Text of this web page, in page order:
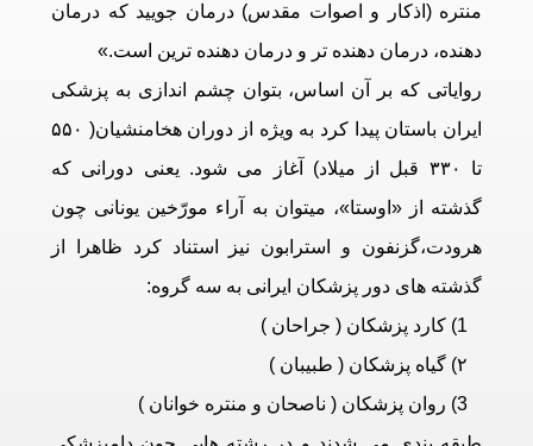
منتره (اذکار و اصوات مقدس) درمان جویید که درمان
دهنده، درمان دهنده تر و درمان دهنده ترین است.»
روایاتی که بر آن اساس، بتوان چشم اندازی به پزشکی
ایران باستان پیدا کرد به ویژه از دوران هخامنشیان( ۵۵۰
تا ۳۳۰ قبل از میلاد) آغاز می شود. یعنی دورانی که
گذشته از «اوستا»، میتوان به آراء مورّخین یونانی چون
هرودت،گزنفون و استرابون نیز استناد کرد ظاهرا از
گذشته های دور پزشکان ایرانی به سه گروه: